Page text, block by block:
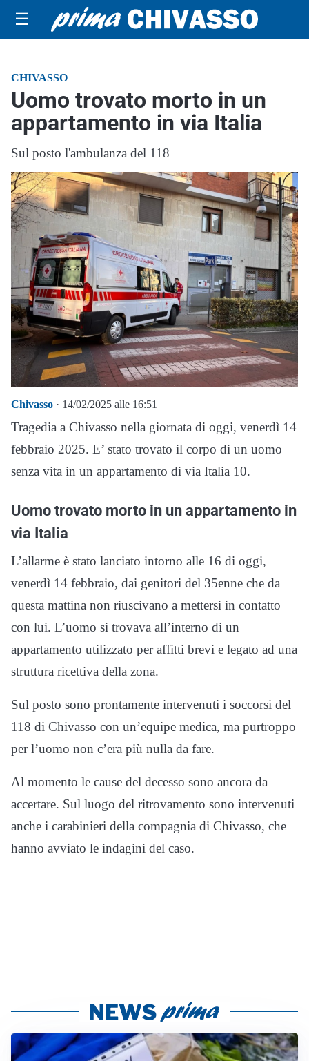
☰
CHIVASSO
Uomo trovato morto in un
appartamento in via Italia
Sul posto l'ambulanza del 118
Chivasso · 14/02/2025 alle 16:51
Tragedia a Chivasso nella giornata di oggi, venerdì 14
febbraio 2025. E’ stato trovato il corpo di un uomo
senza vita in un appartamento di via Italia 10.
Uomo trovato morto in un appartamento in
via Italia
L’allarme è stato lanciato intorno alle 16 di oggi,
venerdì 14 febbraio, dai genitori del 35enne che da
questa mattina non riuscivano a mettersi in contatto
con lui. L’uomo si trovava all’interno di un
appartamento utilizzato per affitti brevi e legato ad una
struttura ricettiva della zona.
Sul posto sono prontamente intervenuti i soccorsi del
118 di Chivasso con un’equipe medica, ma purtroppo
per l’uomo non c’era più nulla da fare.
Al momento le cause del decesso sono ancora da
accertare. Sul luogo del ritrovamento sono intervenuti
anche i carabinieri della compagnia di Chivasso, che
hanno avviato le indagini del caso.